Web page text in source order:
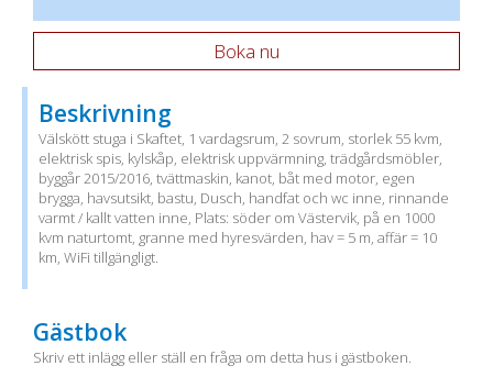
Boka nu
Beskrivning
Välskött stuga i Skaftet, 1 vardagsrum, 2 sovrum, storlek 55 kvm,
elektrisk spis, kylskåp, elektrisk uppvärmning, trädgårdsmöbler,
byggår 2015/2016, tvättmaskin, kanot, båt med motor, egen
brygga, havsutsikt, bastu, Dusch, handfat och wc inne, rinnande
varmt / kallt vatten inne, Plats: söder om Västervik, på en 1000
kvm naturtomt, granne med hyresvärden, hav = 5 m, affär = 10
km, WiFi tillgängligt.
Gästbok
Skriv ett inlägg eller ställ en fråga om detta hus i gästboken.